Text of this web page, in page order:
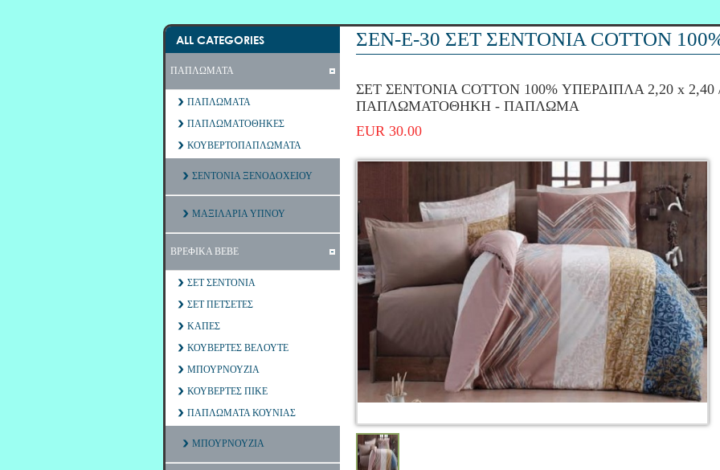
ALL CATEGORIES
ΠΑΠΛΩΜΑΤΑ
ΠΑΠΛΩΜΑΤΑ
ΠΑΠΛΩΜΑΤΟΘΗΚΕΣ
ΚΟΥΒΕΡΤΟΠΑΠΛΩΜΑΤΑ
ΣΕΝΤΟΝΙΑ ΞΕΝΟΔΟΧΕΙΟΥ
ΜΑΞΙΛΑΡΙΑ ΥΠΝΟΥ
ΒΡΕΦΙΚΑ ΒΕΒΕ
ΣΕΤ ΣΕΝΤΟΝΙΑ
ΣΕΤ ΠΕΤΣΕΤΕΣ
ΚΑΠΕΣ
ΚΟΥΒΕΡΤΕΣ ΒΕΛΟΥΤΕ
ΜΠΟΥΡΝΟΥΖΙΑ
ΚΟΥΒΕΡΤΕΣ ΠΙΚΕ
ΠΑΠΛΩΜΑΤΑ ΚΟΥΝΙΑΣ
ΜΠΟΥΡΝΟΥΖΙΑ
ΣΕΝ-Ε-30 ΣΕΤ ΣΕΝΤΟΝΙΑ COTTON
ΣΕΤ ΣΕΝΤΟΝΙΑ COTTON 100% ΥΠΕΡΔΙΠΛΑ 2,20 x 2,40
ΠΑΠΛΩΜΑΤΟΘΗΚΗ - ΠΑΠΛΩΜΑ
EUR 30.00